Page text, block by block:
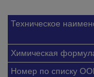
Техническое
Химическая
Номер по списку